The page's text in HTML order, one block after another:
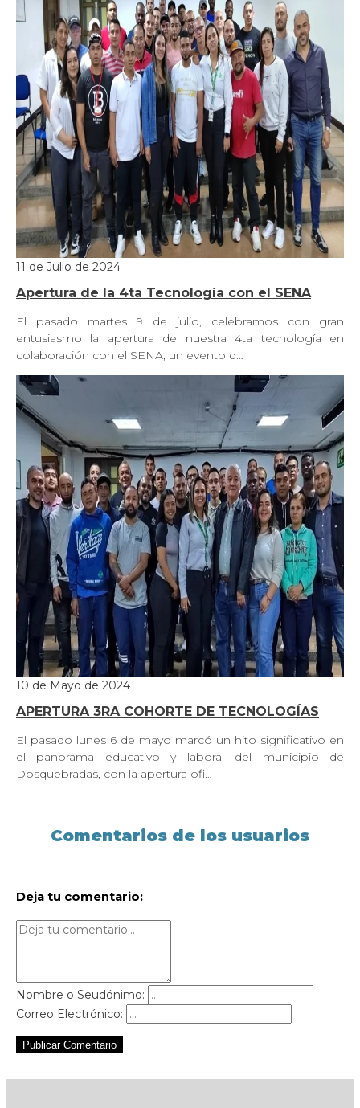
11 de Julio de 2024
Apertura de la 4ta Tecnología con el SENA
El pasado martes 9 de julio, celebramos con gran
entusiasmo la apertura de nuestra 4ta tecnología en
colaboración con el SENA, un evento q…
10 de Mayo de 2024
APERTURA 3RA COHORTE DE TECNOLOGÍAS
El pasado lunes 6 de mayo marcó un hito significativo en
el panorama educativo y laboral del municipio de
Dosquebradas, con la apertura ofi…
Comentarios de los usuarios
Deja tu comentario:
Nombre o Seudónimo:
Correo Electrónico:
Publicar Comentario